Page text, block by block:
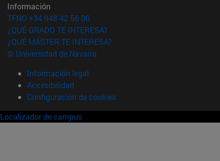
Información
TFNO +34 948 42 56 00
¿QUÉ GRADO TE INTERESA?
¿QUÉ MÁSTER TE INTERESA?
© Universidad de Navarra
Información legal
Accesibilidad
Configuración de cookies
Localizador de campus